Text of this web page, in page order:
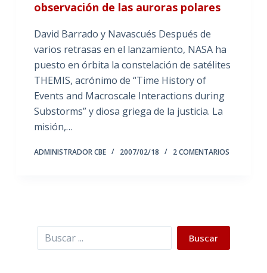
observación de las auroras polares
David Barrado y Navascués Después de
varios retrasas en el lanzamiento, NASA ha
puesto en órbita la constelación de satélites
THEMIS, acrónimo de “Time History of
Events and Macroscale Interactions during
Substorms” y diosa griega de la justicia. La
misión,…
ADMINISTRADOR CBE 2007/02/18 2 COMENTARIOS
Buscar Buscar